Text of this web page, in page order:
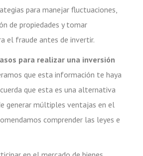
para manejar fluctuaciones,
de propiedades y tomar
el fraude antes de invertir.
para realizar una inversión
que esta información te haya
que esta es una alternativa
generar múltiples ventajas en el
comprender las leyes e